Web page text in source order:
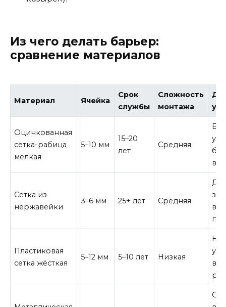
Из чего делать барьер:
сравнение материалов
Материал Ячейка
Срок
службы
Сложность
монтажа
Оцинкованная
сетка-рабица
мелкая
5–10 мм
15–20
лет
Средняя
Сетка из
нержавейки
3–6 мм 25+ лет Средняя
Пластиковая
сетка жёсткая
5–12 мм 5–10 лет Низкая